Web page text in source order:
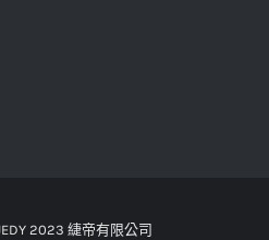
2023 緁帝有限公司